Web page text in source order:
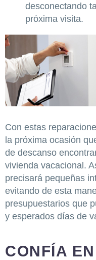
desconectando
próxima visita.
Con estas
la próxima ocasión
de descanso
vivienda vacacional.
precisará pequeñas
evitando de esta
presupuestarios que
y esperados días de
CONFÍA EN